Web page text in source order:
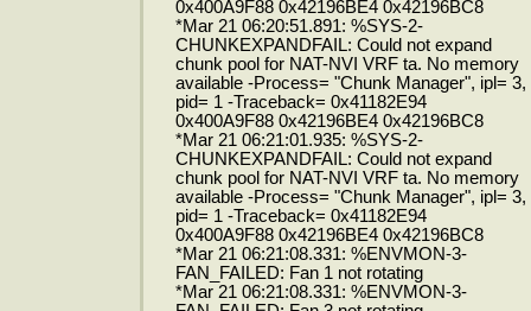
0x400A9F88 0x42196BE4 0x42196BC8
*Mar 21 06:20:51.891: %SYS-2-
CHUNKEXPANDFAIL: Could not expand
chunk pool for NAT-NVI VRF ta. No memory
available -Process= "Chunk Manager", ipl= 3,
pid= 1 -Traceback= 0x41182E94
0x400A9F88 0x42196BE4 0x42196BC8
*Mar 21 06:21:01.935: %SYS-2-
CHUNKEXPANDFAIL: Could not expand
chunk pool for NAT-NVI VRF ta. No memory
available -Process= "Chunk Manager", ipl= 3,
pid= 1 -Traceback= 0x41182E94
0x400A9F88 0x42196BE4 0x42196BC8
*Mar 21 06:21:08.331: %ENVMON-3-
FAN_FAILED: Fan 1 not rotating
*Mar 21 06:21:08.331: %ENVMON-3-